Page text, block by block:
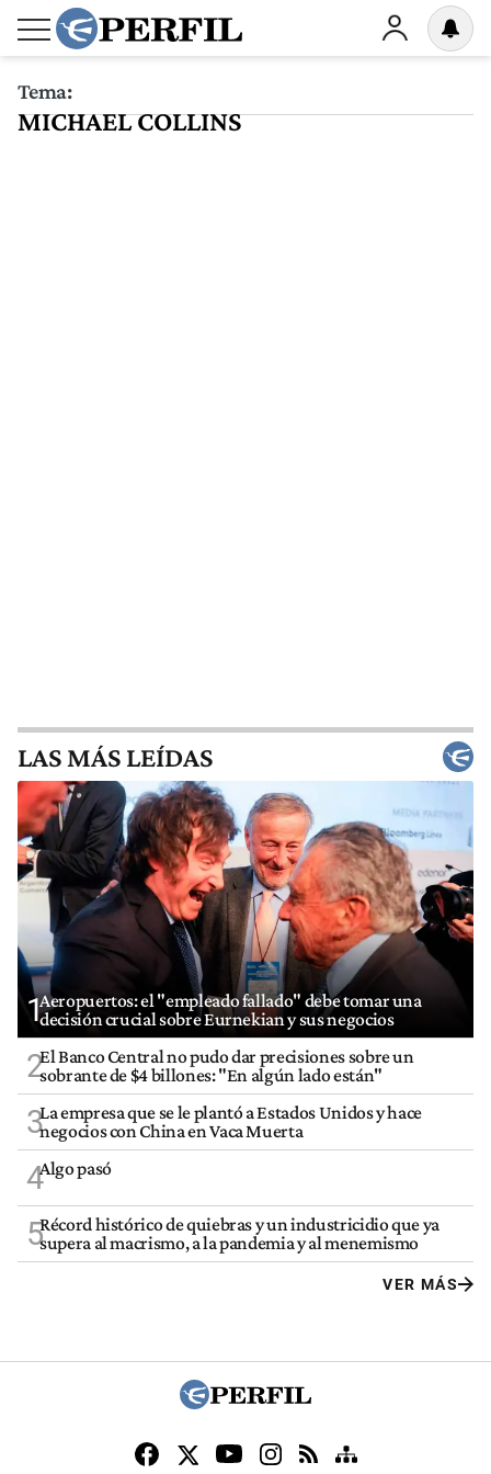
Tema:
MICHAEL COLLINS
LAS MÁS LEÍDAS
1Aeropuertos: el "empleado fallado" debe tomar una
decisión crucial sobre Eurnekian y sus negocios
2El Banco Central no pudo dar precisiones sobre un
sobrante de $4 billones: "En algún lado están"
3La empresa que se le plantó a Estados Unidos y hace
negocios con China en Vaca Muerta
4Algo pasó
5Récord histórico de quiebras y un industricidio que ya
supera al macrismo, a la pandemia y al menemismo
VER MÁS